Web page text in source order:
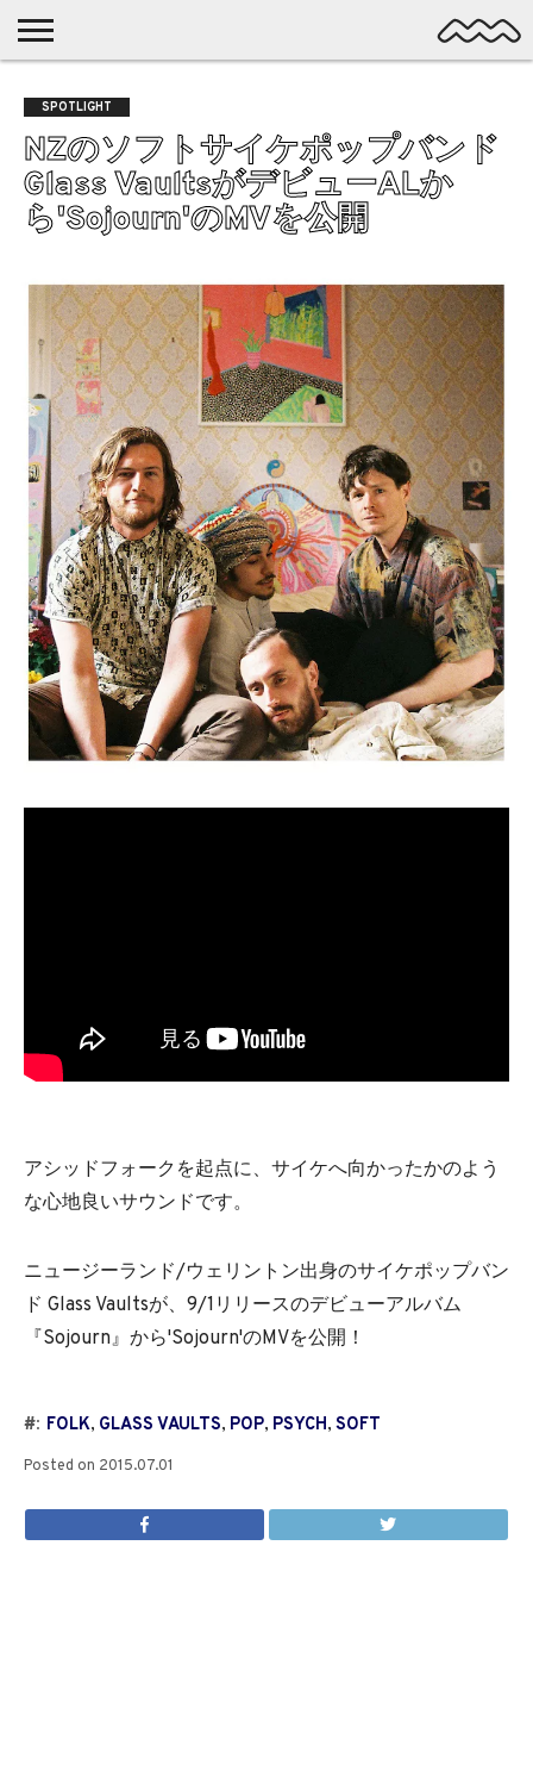
MUSIC
LATEST
POSTS
SPOTLIGHT
NYP
/ DL
DISCOVERY
ROCK
POP
ALTERNATIVE
ELECTRONIC
SSW
DREAMPOP
POSTPUNK
LO-
FI
GARAGE
EXPERIMENTAL
SYNTHPOP
PUNK
SHOEGAZE
SOUL
BEDROOM
R&B
SPOTLIGHT
NZのソフトサイケポップバンド
Glass VaultsがデビューALか
ら'Sojourn'のMVを公開
アシッドフォークを起点に、サイケへ向かったかのよう
な心地良いサウンドです。
ニュージーランド/ウェリントン出身のサイケポップバン
ド Glass Vaultsが、9/1リリースのデビューアルバム
『Sojourn』から'Sojourn'のMVを公開！
#: FOLK, GLASS VAULTS, POP, PSYCH, SOFT
Posted on 2015.07.01